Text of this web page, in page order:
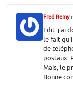
Fred Remy
Edit: j'ai
le fait
de
postaux.
Mais, le
Bonne